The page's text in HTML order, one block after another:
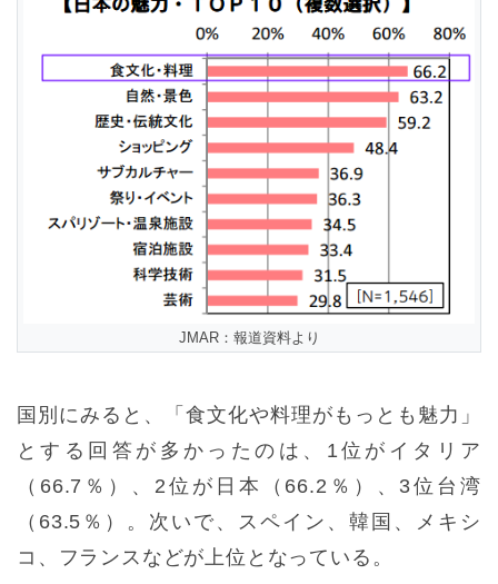
JMAR：報道資料より
国別にみると、「食文化や料理がもっとも魅力」
とする回答が多かったのは、1位がイタリア
（66.7％）、2位が日本（66.2％）、3位台湾
（63.5％）。次いで、スペイン、韓国、メキシ
コ、フランスなどが上位となっている。